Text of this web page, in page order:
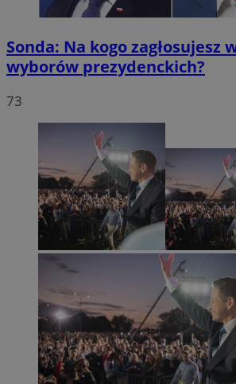
Sonda: Na kogo zagłosujesz
wyborów prezydenckich?
73